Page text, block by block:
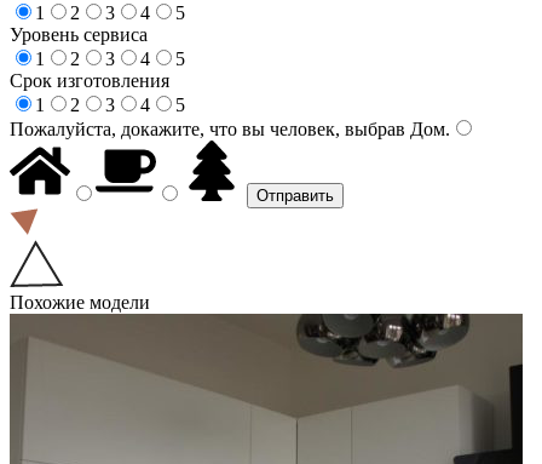
1
2 3 4
5
Уровень сервиса
1
2 3 4
5
Срок изготовления
1
2 3 4
5
Пожалуйста, докажите, что вы человек, выбрав Дом.
Похожие модели